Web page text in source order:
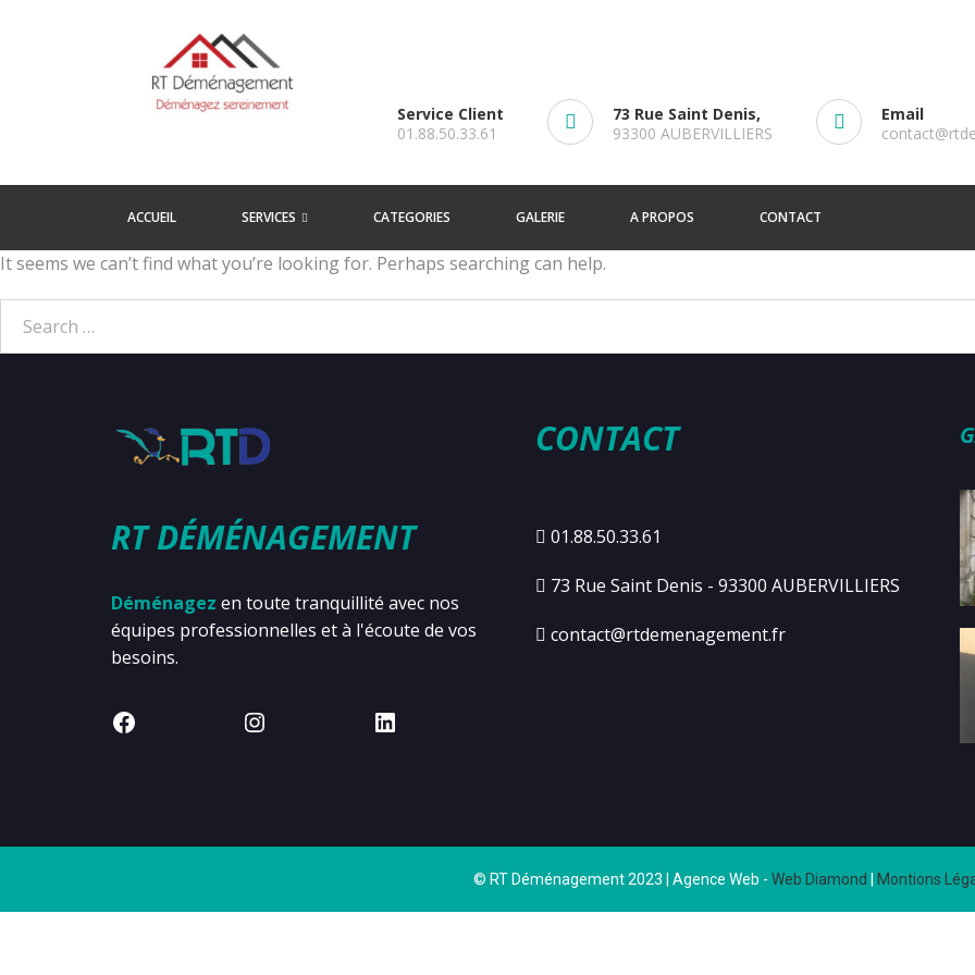
Service Client
01.88.50.33.61
73 Rue Saint Denis,
93300 AUBERVILLIERS
Email
ACCUEIL SERVICES CATEGORIES GALERIE A PROPOS CONTACT
It seems we can’t find what you’re looking for. Perhaps searching can help.
RT DÉMÉNAGEMENT
Déménagez en toute tranquillité avec nos
équipes professionnelles et à l'écoute de vos
besoins.
CONTACT
01.88.50.33.61
73 Rue Saint Denis - 93300 AUBERVILLIERS
contact@rtdemenagement.fr
© RT Déménagement 2023 | Agence Web - Web Diamond Montions